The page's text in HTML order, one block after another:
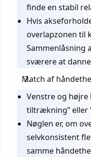
finde en stabil
Hvis
overlapzonen til
Sammenlåsning
sværere at
Match af
Venstre og højre
tiltrækning” eller
Nøglen er, om
selvkonsistent
samme